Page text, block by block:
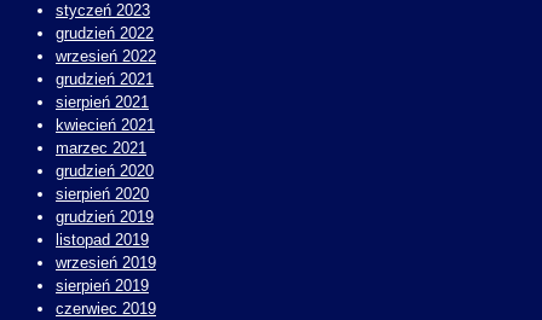
styczeń 2023
grudzień 2022
wrzesień 2022
grudzień 2021
sierpień 2021
kwiecień 2021
marzec 2021
grudzień 2020
sierpień 2020
grudzień 2019
listopad 2019
wrzesień 2019
sierpień 2019
czerwiec 2019